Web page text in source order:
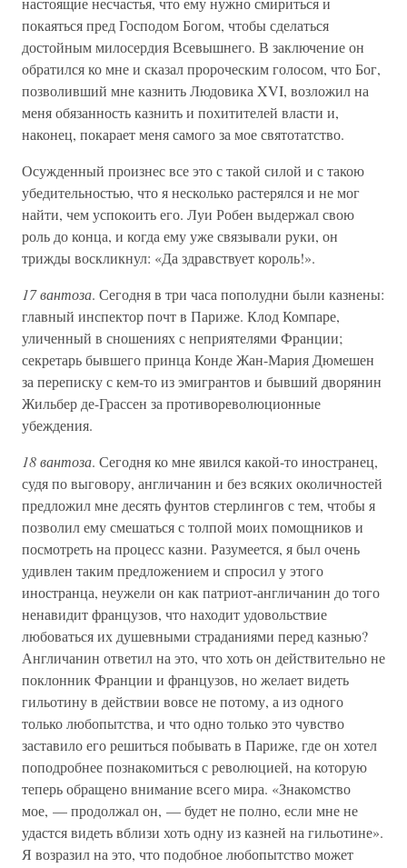
покаяться пред Господом Богом, чтобы сделаться
достойным милосердия Всевышнего. В заключение он
обратился ко мне и сказал пророческим голосом, что Бог,
позволивший мне казнить Людовика XVI, возложил на
меня обязанность казнить и похитителей власти и,
наконец, покарает меня самого за мое святотатство.
Осужденный произнес все это с такой силой и с такою
убедительностью, что я несколько растерялся и не мог
найти, чем успокоить его. Луи Робен выдержал свою
роль до конца, и когда ему уже связывали руки, он
трижды воскликнул: «Да здравствует король!».
17 вантоза. Сегодня в три часа пополудни были казнены:
главный инспектор почт в Париже. Клод Компаре,
уличенный в сношениях с неприятелями Франции;
секретарь бывшего принца Конде Жан-Мария Дюмешен
за переписку с кем-то из эмигрантов и бывший дворянин
Жильбер де-Грассен за противореволюционные
убеждения.
18 вантоза. Сегодня ко мне явился какой-то иностранец,
судя по выговору, англичанин и без всяких околичностей
предложил мне десять фунтов стерлингов с тем, чтобы я
позволил ему смешаться с толпой моих помощников и
посмотреть на процесс казни. Разумеется, я был очень
удивлен таким предложением и спросил у этого
иностранца, неужели он как патриот-англичанин до того
ненавидит французов, что находит удовольствие
любоваться их душевными страданиями перед казнью?
Англичанин ответил на это, что хоть он действительно не
поклонник Франции и французов, но желает видеть
гильотину в действии вовсе не потому, а из одного
только любопытства, и что одно только это чувство
заставило его решиться побывать в Париже, где он хотел
поподробнее познакомиться с революцией, на которую
теперь обращено внимание всего мира. «Знакомство
мое, — продолжал он, — будет не полно, если мне не
удастся видеть вблизи хоть одну из казней на гильотине».
Я возразил на это, что подобное любопытство может